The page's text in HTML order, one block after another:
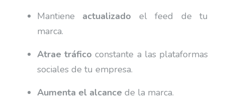
Mantiene actualizado el feed de tu
marca.
Atrae tráficoconstante a las plataformas
sociales de tu empresa.
Aumenta el alcance de la marca.